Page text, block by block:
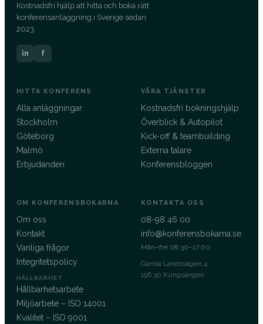
Kostnadsfri hjälp att hitta och boka rätt
konferensanläggning i Sverige sedan
2023.
in f
HITTA KONFERENS
Alla anläggningar
Stockholm
Göteborg
Malmö
Erbjudanden
VÅRA TJÄNSTER
Kostnadsfri bokningshjälp
Överblick & Autopilot
Kick-off & teambuilding
Externa talare
Konferensbloggen
OM KONFERENSBOKARNA
Om oss
Kontakt
Vanliga frågor
Integritetspolicy
HÅLLBARHET
Hållbarhetsarbete
Miljöarbete – ISO 14001
Kvalitet – ISO 9001
KONTAKTA OSS
08-98 46 00
info@konferensbokarna.se
Mån–fre 08:30–17:00
Gamla Landsvägen 4
196 30 Kungsängen